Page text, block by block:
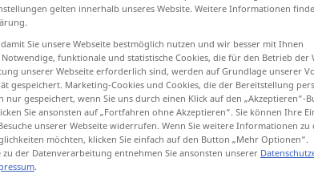
gelten innerhalb unseres Website. Weitere Informationen
Sie unsere Webseite bestmöglich nutzen und wir besser mit Ihnen
funktionale und statistische Cookies, die für den Betrieb der
unserer Webseite erforderlich sind, werden auf Grundlage unserer
gespeichert. Marketing-Cookies und Cookies, die der Bereitstellung
nur gespeichert, wenn Sie uns durch einen Klick auf den „Akzeptieren“-
Sie ansonsten auf „Fortfahren ohne Akzeptieren“. Sie können Ihre
unserer Webseite widerrufen. Wenn Sie weitere Informationen zu
möchten, klicken Sie einfach auf den Button „Mehr Optionen“.
zu der Datenverarbeitung entnehmen Sie ansonsten unserer
.